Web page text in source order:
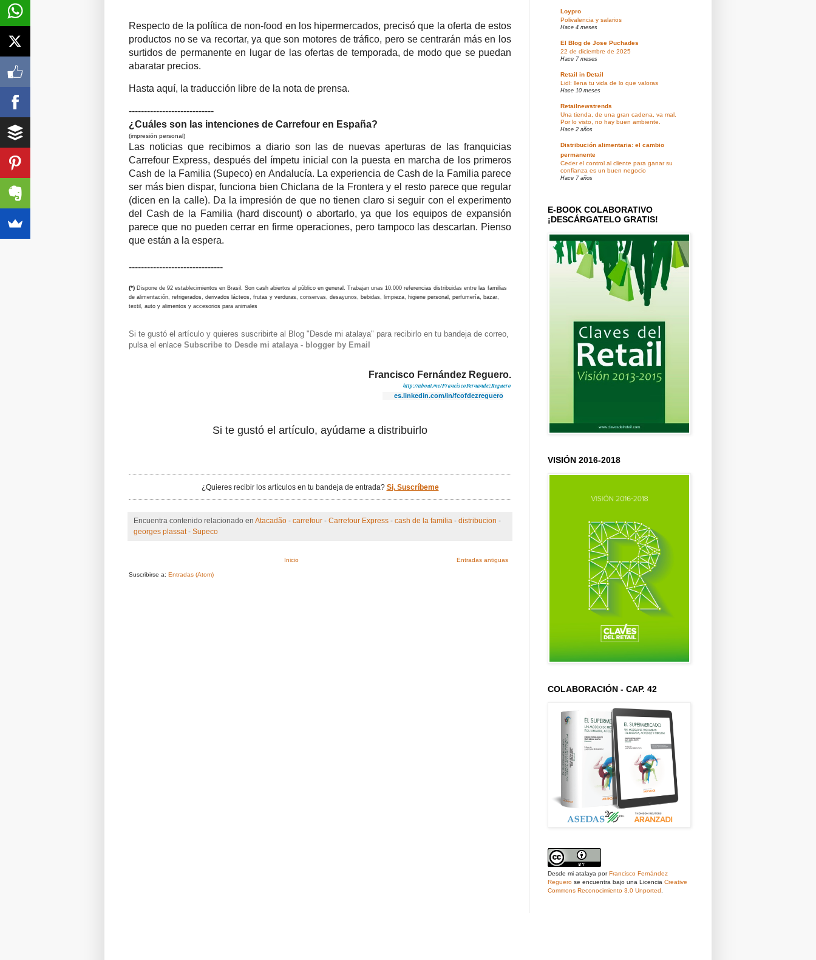
Respecto de la política de non-food en los hipermercados, precisó que la oferta de estos
productos no se va recortar, ya que son motores de tráfico, pero se centrarán más en los
surtidos de permanente en lugar de las ofertas de temporada, de modo que se puedan
abaratar precios.
Hasta aquí, la traducción libre de la nota de prensa.
----------------------------
¿Cuáles son las intenciones de Carrefour en España?
(impresión personal)
Las noticias que recibimos a diario son las de nuevas aperturas de las franquicias
Carrefour Express, después del ímpetu inicial con la puesta en marcha de los primeros
Cash de la Familia (Supeco) en Andalucía. La experiencia de Cash de la Familia parece
ser más bien dispar, funciona bien Chiclana de la Frontera y el resto parece que regular
(dicen en la calle). Da la impresión de que no tienen claro si seguir con el experimento
del Cash de la Familia (hard discount) o abortarlo, ya que los equipos de expansión
parece que no pueden cerrar en firme operaciones, pero tampoco las descartan. Pienso
que están a la espera.
-------------------------------
(*) Dispone de 92 establecimientos en Brasil. Son cash abiertos al público en general. Trabajan unas 10.000 referencias distribuidas entre las familias
de alimentación, refrigerados, derivados lácteos, frutas y verduras, conservas, desayunos, bebidas, limpieza, higiene personal, perfumería, bazar,
textil, auto y alimentos y accesorios para animales
Si te gustó el artículo y quieres suscribirte al Blog "Desde mi atalaya" para recibirlo en tu bandeja de correo,
pulsa el enlace Subscribe to Desde mi atalaya - blogger by Email
Francisco Fernández Reguero.
http://about.me/FranciscoFernandezReguero
es.linkedin.com/in/fcofdezreguero
Si te gustó el artículo, ayúdame a distribuirlo
¿Quieres recibir los artículos en tu bandeja de entrada? Si, Suscríbeme
Encuentra contenido relacionado en Atacadão - carrefour - Carrefour Express - cash de la familia - distribucion -
georges plassat- Supeco
Entradas antiguas
Inicio
Suscribirse a: Entradas (Atom)
Loypro
Polivalencia y salarios
Hace 4 meses
El Blog de Jose Puchades
22 de diciembre de 2025
Hace 7 meses
Retail in Detail
Lidl: llena tu vida de lo que valoras
Hace 10 meses
Retailnewstrends
Una tienda, de una gran cadena, va mal.
Por lo visto, no hay buen ambiente.
Hace 2 años
Distribución alimentaria: el cambio
permanente
Ceder el control al cliente para ganar su
confianza es un buen negocio
Hace 7 años
E-BOOK COLABORATIVO
¡DESCÁRGATELO GRATIS!
VISIÓN 2016-2018
COLABORACIÓN - CAP. 42
Desde mi atalaya porFrancisco Fernández
Reguero se encuentra bajo una Licencia Creative
Commons Reconocimiento 3.0 Unported